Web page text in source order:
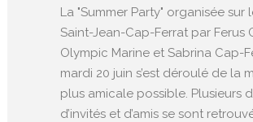
La "Summer Party" organisée sur
Saint-Jean-Cap-Ferrat par Ferus
Olympic Marine et Sabrina Cap-
mardi 20 juin s’est déroulé de la
plus amicale possible. Plusieurs
d’invités et d’amis se sont